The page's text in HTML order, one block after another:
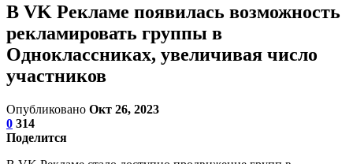
В VK Рекламе появилась возможность
рекламировать группы в
Одноклассниках, увеличивая число
участников
Опубликовано Окт 26, 2023
0 314
Поделится